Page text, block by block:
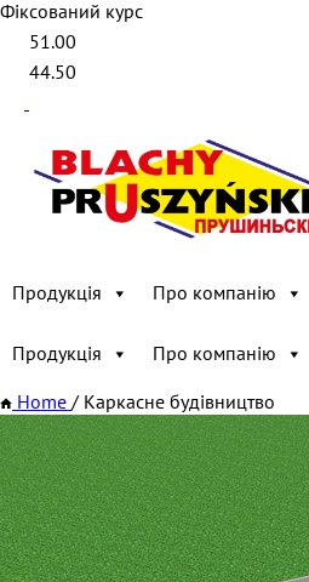
Фіксований курс
51.00
44.50
Продукція Про компанію
Продукція Про компанію
Home / Каркасне будівництво